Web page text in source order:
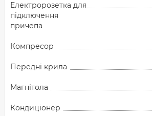
Електророзетка для
підключення
причепа
Компресор
Передні крила
Магнітола
Кондиціонер